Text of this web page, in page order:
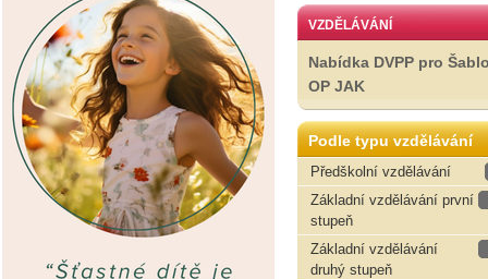
VZDĚLÁVÁNÍ
Nabídka DVPP pro
OP JAK
Podle typu vzdělávání
Předškolní vzdělávání
Základní vzdělávání první
stupeň
Základní vzdělávání
druhý stupeň